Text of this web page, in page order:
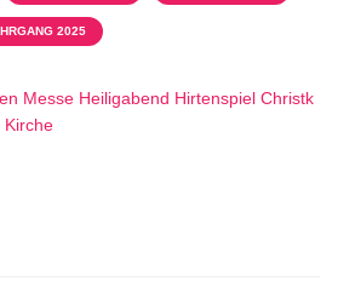
2025
Messe Heiligabend Hirtenspiel Christk
Kirche